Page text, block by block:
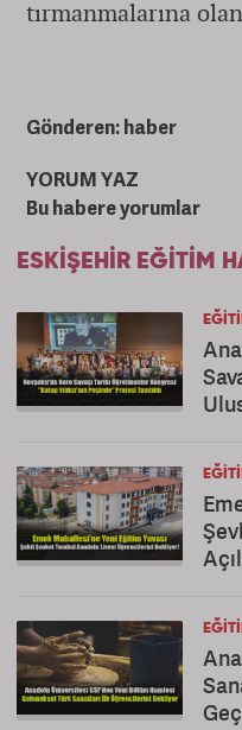
tırmanmalarına
Gönderen: haber
YORUM YAZ
Bu habere yorumlar
ESKIŞEHIR EĞITIM